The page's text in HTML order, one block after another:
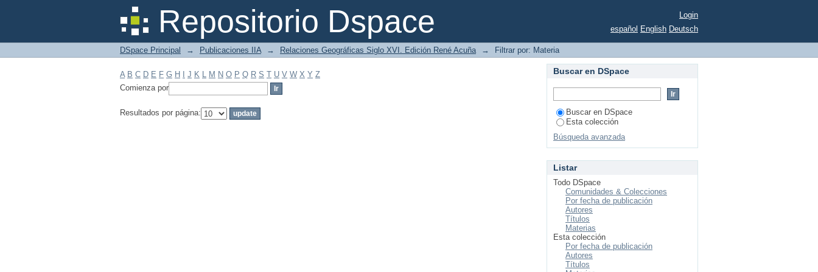
Repositorio Dspace
Filtrar por: Materia
Login
español English Deutsch
DSpace Principal → Publicaciones IIA → Relaciones Geográficas Siglo XVI. Edición René Acuña → Filtrar por: Materia
A B C D E F G H J K L M N O P Q R S T U V W X Y Z
Comienza por
Resultados por página:
Buscar en DSpace
Buscar en DSpace
Esta colección
Búsqueda avanzada
Listar
Todo DSpace
Comunidades & Colecciones
Por fecha de publicación
Autores
Títulos
Materias
Esta colección
Por fecha de publicación
Autores
Títulos